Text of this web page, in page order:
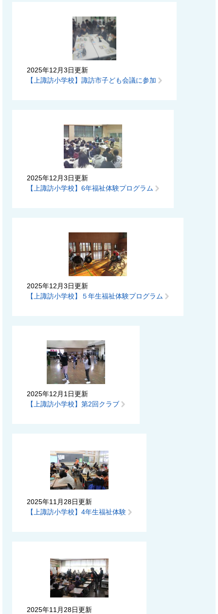
2025年12月3日更新
【上諏訪小学校】諏訪市子ども会議に参加
2025年12月3日更新
【上諏訪小学校】6年福祉体験プログラム
2025年12月3日更新
【上諏訪小学校】５年生福祉体験プログラム
2025年12月1日更新
【上諏訪小学校】第2回クラブ
2025年11月28日更新
【上諏訪小学校】4年生福祉体験
2025年11月28日更新